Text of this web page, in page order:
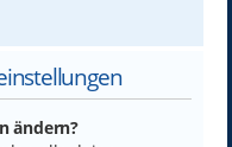
ändern?